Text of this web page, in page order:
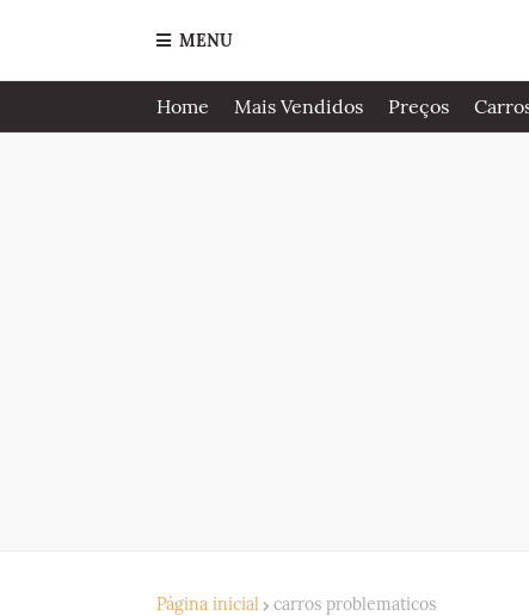
MENU
Home Mais Vendidos Preços
Página inicial carros problematicos